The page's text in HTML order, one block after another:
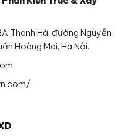
Thanh Hà, đường Nguyễn
Hoàng Mai, Hà Nội.